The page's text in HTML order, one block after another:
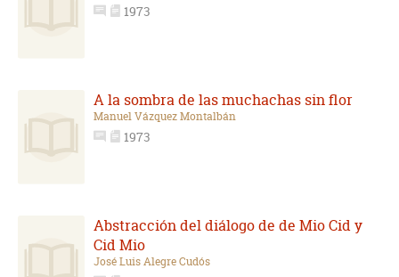
1973
A la sombra de las muchachas sin flor
Manuel Vázquez Montalbán
1973
Abstracción del diálogo de de Mio Cid y
Cid Mio
José Luis Alegre Cudós